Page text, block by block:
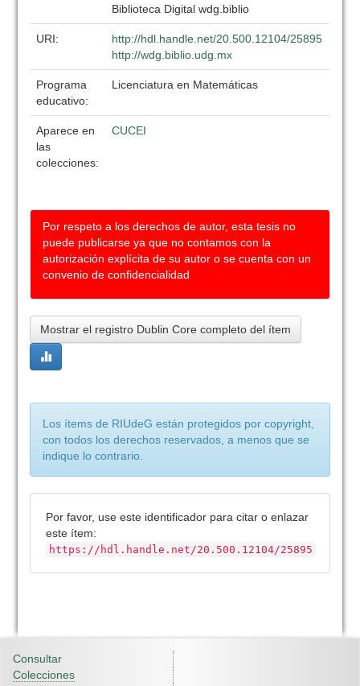
Biblioteca Digital wdg.biblio
URI:
http://hdl.handle.net/20.500.12104/25895
http://wdg.biblio.udg.mx
Programa
educativo:
Licenciatura en Matemáticas
Aparece en
las
colecciones:
CUCEI
Por respeto a los derechos de autor, esta tesis no
puede publicarse ya que no contamos con la
autorización explícita de su autor o se cuenta con un
convenio de confidencialidad
Mostrar el registro Dublin Core completo del ítem
Los ítems de RIUdeG están protegidos por copyright,
con todos los derechos reservados, a menos que se
indique lo contrario.
Por favor, use este identificador para citar o enlazar
este ítem:
https://hdl.handle.net/20.500.12104/25895
Consultar
Colecciones